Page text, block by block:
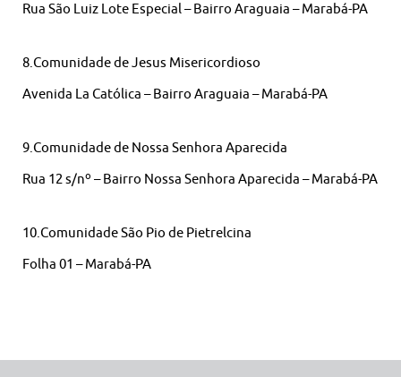
Rua São Luiz Lote Especial – Bairro Araguaia – Marabá-PA
8.Comunidade de Jesus Misericordioso
Avenida La Católica – Bairro Araguaia – Marabá-PA
9.Comunidade de Nossa Senhora Aparecida
Rua 12 s/nº – Bairro Nossa Senhora Aparecida – Marabá-PA
10.Comunidade São Pio de Pietrelcina
Folha 01 – Marabá-PA